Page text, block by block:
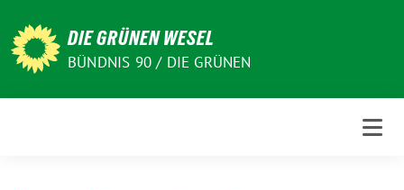
zum
Inhalt
DIE GRÜNEN WESEL
BÜNDNIS 90 / DIE GRÜNEN